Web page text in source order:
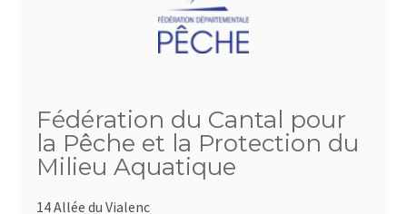
Fédération du Cantal pour
la Pêche et la Protection du
Milieu Aquatique
14 Allée du Vialenc